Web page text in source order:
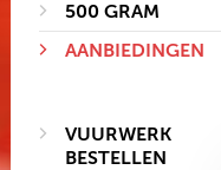
500 GRAM
AANBIEDINGEN
VUURWERK
BESTELLEN